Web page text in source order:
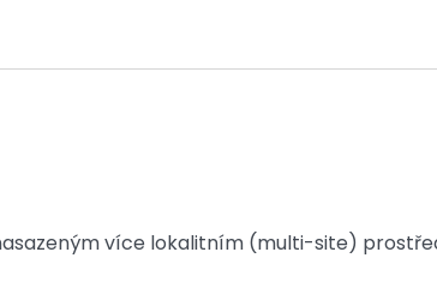
více lokalitním (multi-site)